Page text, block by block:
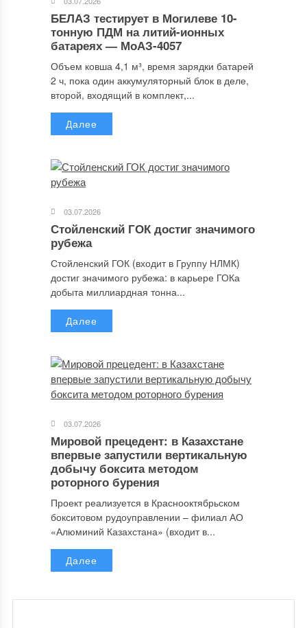
БЕЛАЗ тестирует в Могилеве 10-
тонную ПДМ на литий-ионных
батареях — МоАЗ-4057
Объем ковша 4,1 м³, время зарядки батарей
2 ч, пока один аккумуляторный блок в деле,
второй, входящий в комплект,...
Далее
03.07.2026
Стойленский ГОК достиг значимого
рубежа
Стойленский ГОК (входит в Группу НЛМК)
достиг значимого рубежа: в карьере ГОКа
добыта миллиардная тонна...
Далее
03.07.2026
Мировой прецедент: в Казахстане
впервые запустили вертикальную
добычу боксита методом
роторного бурения
Проект реализуется в Краснооктябрьском
бокситовом рудоуправлении – филиал АО
«Алюминий Казахстана» (входит в...
Далее